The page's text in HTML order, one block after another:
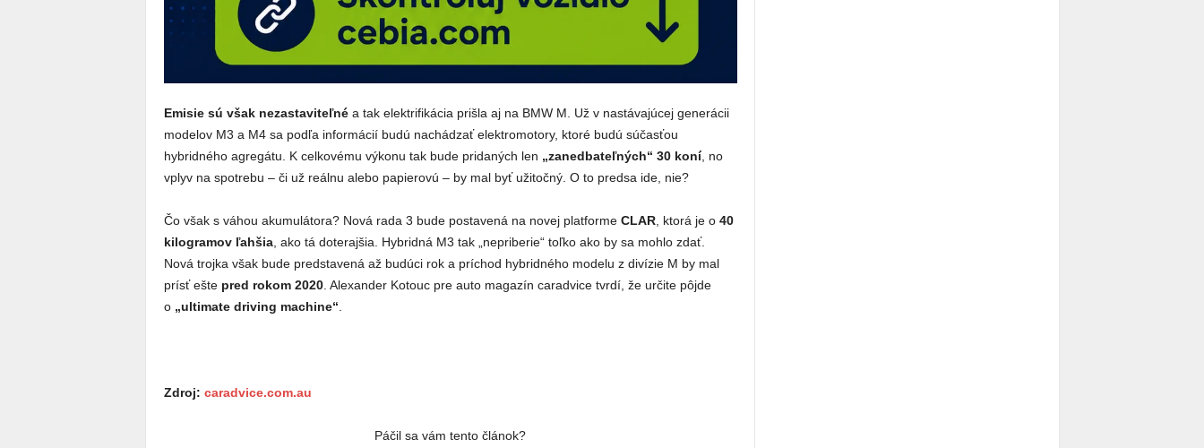
Emisie sú však nezastaviteľnéa tak elektrifikácia prišla aj na BMW M. Už v nastávajúcej generácii
modelov M3 a M4 sa podľa informácií budú nachádzať elektromotory, ktoré budú súčasťou
hybridného agregátu. K celkovému výkonu tak bude pridaných len „zanedbateľných“ 30 koní, no
vplyv na spotrebu – či už reálnu alebo papierovú – by mal byť užitočný. O to predsa ide, nie?
Čo však s váhou akumulátora? Nová rada 3 bude postavená na novej platforme CLAR, ktorá je o 40
kilogramov ľahšia, ako tá doterajšia. Hybridná M3 tak „nepriberie“ toľko ako by sa mohlo zdať.
Nová trojka však bude predstavená až budúci rok a príchod hybridného modelu z divízie M by mal
prísť ešte pred rokom 2020. Alexander Kotouc pre auto magazín caradvice tvrdí, že určite pôjde
o „ultimate driving machine“
Zdroj: caradvice.com.au
Páčil sa vám tento článok?